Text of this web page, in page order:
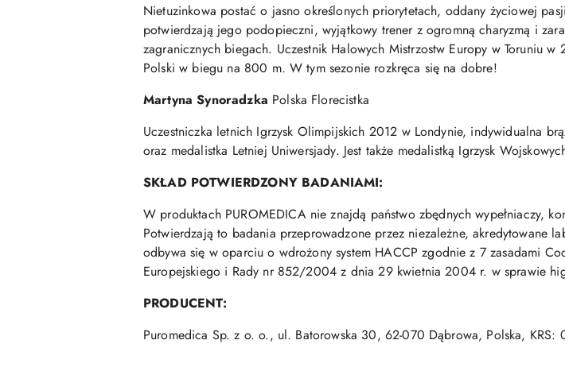
Nietuzinkowa postać o jasno określonych priorytetach, oddany życiowej
potwierdzają jego podopieczni, wyjątkowy trener z ogromną charyzmą i
zagranicznych biegach. Uczestnik Halowych Mistrzostw Europy w Toruniu
Polski w biegu na 800 m. W tym sezonie rozkręca się na dobre!
Martyna Synoradzka Polska Florecistka
Uczestniczka letnich Igrzysk Olimpijskich 2012 w Londynie, indywidualna
oraz medalistka Letniej Uniwersjady. Jest także medalistką Igrzysk
SKŁAD POTWIERDZONY BADANIAMI:
W produktach PUROMEDICA nie znajdą państwo zbędnych wypełniaczy,
Potwierdzają to badania przeprowadzone przez niezależne, akredytowane
odbywa się w oparciu o wdrożony system HACCP zgodnie z 7 zasadami
Europejskiego i Rady nr 852/2004 z dnia 29 kwietnia 2004 r. w sprawie
PRODUCENT:
Puromedica Sp. z o. o., ul. Batorowska 30, 62-070 Dąbrowa, Polska,